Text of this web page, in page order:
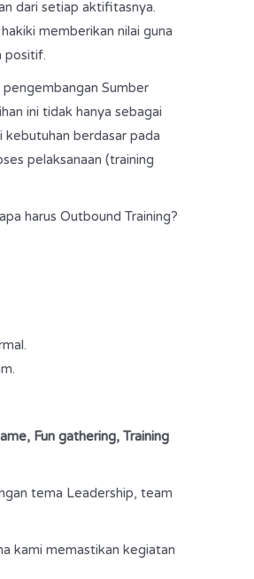
dari setiap aktifitasnya.
memberikan nilai guna
positif.
Sumber
ini tidak hanya sebagai
kebutuhan berdasar pada
pelaksanaan (training
harus Outbound Training?
Fun gathering, Training
tema Leadership, team
kami memastikan kegiatan